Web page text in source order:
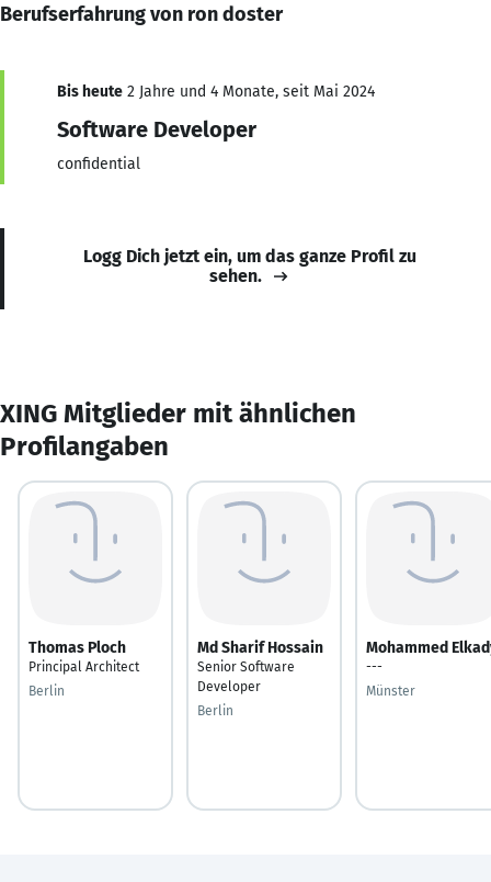
Berufserfahrung von ron doster
Bis heute 2 Jahre und 4 Monate, seit Mai 2024
Software Developer
confidential
Logg Dich jetzt ein, um das ganze Profil zu
sehen.
XING Mitglieder mit ähnlichen
Profilangaben
Thomas Ploch
Principal Architect
Berlin
Md Sharif Hossain
Senior Software
Developer
Berlin
Mohammed
---
Münster